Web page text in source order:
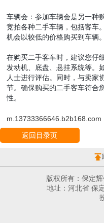
车辆会：参加车辆会是另一种
竞拍各种二手车辆，包括客车
机会以较低的价格购买到车辆。
在购买二手客车时，建议您仔
发动机、底盘、悬挂系统等。
人士进行评估。同时，与卖家
节。确保购买的二手客车符合
性。
m.13733366646.b2b168.com
返回目录页
版权所有：保定
地址：河北省 保